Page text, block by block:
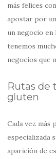
más felices
apostar por
un negocio en
tenemos
negocios que
Rutas de
gluten
Cada vez más
especializada
aparición de